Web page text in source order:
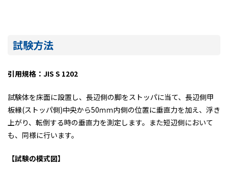
試験方法
引用規格：JIS S 1202
試験体を床面に設置し、長辺側の脚をストッパに当て、長辺側甲
板縁(ストッパ側)中央から50ｍｍ内側の位置に垂直力を加え、浮き
上がり、転倒する時の垂直力を測定します。また短辺側において
も、同様に行います。
【試験の模式図】